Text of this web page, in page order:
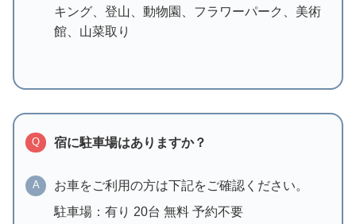
キング、登山、動物園、フラワーパーク、美術
館、山菜取り
Q 宿に駐車場はありますか？
A
お車をご利用の方は下記をご確認ください。
駐車場：有り 20台 無料 予約不要